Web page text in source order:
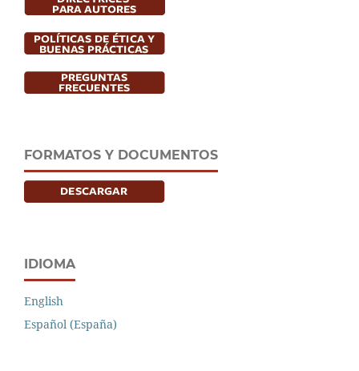
FORMATOS Y DOCUMENTOS
IDIOMA
English
Español (España)